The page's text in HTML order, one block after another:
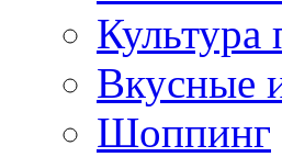
Культура
Вкусные
Шоппинг